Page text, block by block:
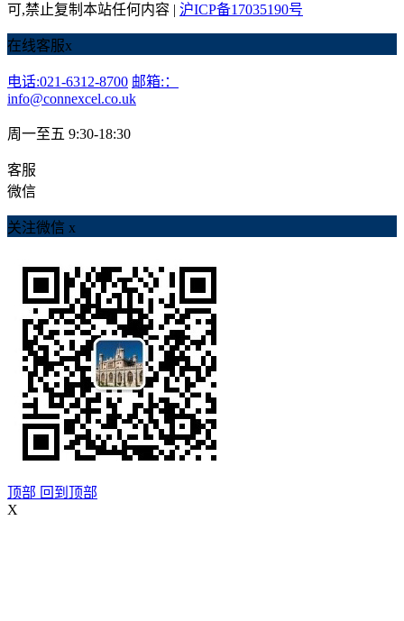
可,禁止复制本站任何内容 | 沪ICP备17035190号
在线客服x
电话:021-6312-8700 邮箱:：
info@connexcel.co.uk
周一至五 9:30-18:30
客服
微信
关注微信 x
顶部 回到顶部
X